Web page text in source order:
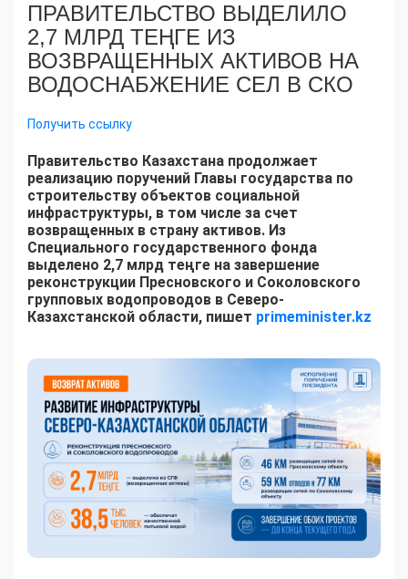
ПРАВИТЕЛЬСТВО ВЫДЕЛИЛО
2,7 МЛРД ТЕҢГЕ ИЗ
ВОЗВРАЩЕННЫХ АКТИВОВ НА
ВОДОСНАБЖЕНИЕ СЕЛ В СКО
Получить ссылку
Правительство Казахстана продолжает
реализацию поручений Главы государства по
строительству объектов социальной
инфраструктуры, в том числе за счет
возвращенных в страну активов. Из
Специального государственного фонда
выделено 2,7 млрд теңге на завершение
реконструкции Пресновского и Соколовского
групповых водопроводов в Северо-
Казахстанской области, пишет primeminister.kz